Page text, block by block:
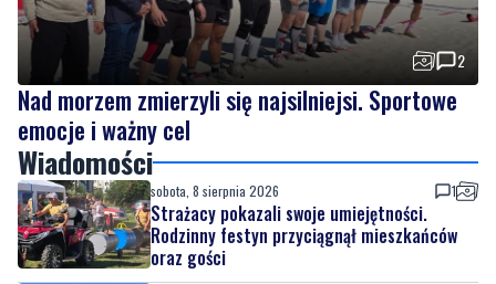
Nad morzem zmierzyli się najsilniejsi. Sportowe
emocje i ważny cel
Wiadomości
sobota, 8 sierpnia 2026 1
Strażacy pokazali swoje umiejętności.
Rodzinny festyn przyciągnął mieszkańców
oraz gości
sobota, 8 sierpnia 2026
Regionalne smaki, uśmiechu i dobra zabawa.
Za nami Dzień Kaszubskiego Ogórka